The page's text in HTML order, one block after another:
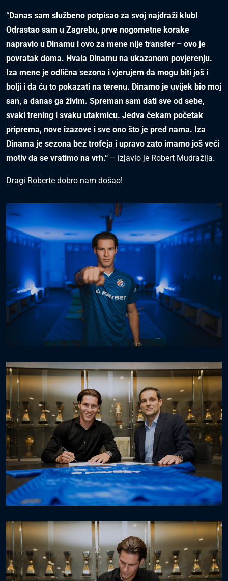
“Danas sam službeno potpisao za svoj najdraži klub!
Odrastao sam u Zagrebu, prve nogometne korake
napravio u Dinamu i ovo za mene nije transfer – ovo je
povratak doma. Hvala Dinamu na ukazanom povjerenju.
Iza mene je odlična sezona i vjerujem da mogu biti još i
bolji i da ću to pokazati na terenu. Dinamo je uvijek bio moj
san, a danas ga živim. Spreman sam dati sve od sebe,
svaki trening i svaku utakmicu. Jedva čekam početak
priprema, nove izazove i sve ono što je pred nama. Iza
Dinama je sezona bez trofeja i upravo zato imamo još veći
motiv da se vratimo na vrh.“ – izjavio je Robert Mudražija.
Dragi Roberte dobro nam došao!